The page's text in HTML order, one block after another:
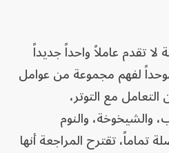
لا تقدم عاملاً واحداً جديداً
لفهم مجموعة من عوامل
مع التوتر،
والشيخوخة، والنوم
تقترح المراجعة أنها